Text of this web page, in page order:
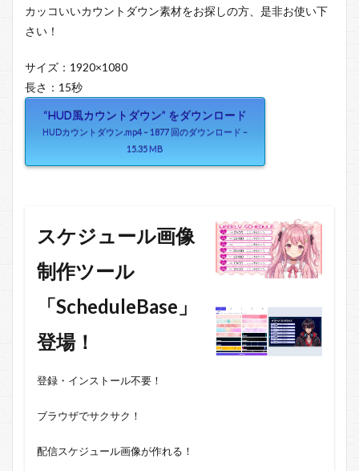
カッコいいカウントダウン素材をお探しの方、是非お使い下
さい！
サイズ：1920×1080
長さ：15秒
“HUD風カウントダウン” をダウンロード
HUDカウントダウン.mp4 – 1877 回のダウンロード –
15.35 MB
スケジュール画像
制作ツール
「ScheduleBase」
登場！
登録・インストール不要！
ブラウザでサクサク！
配信スケジュール画像が作れる！